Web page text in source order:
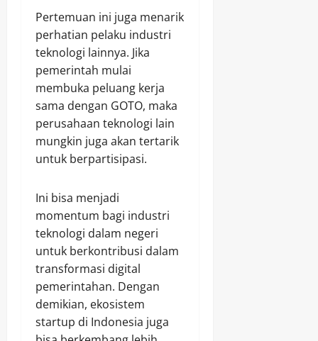
Pertemuan ini juga menarik
perhatian pelaku industri
teknologi lainnya. Jika
pemerintah mulai
membuka peluang kerja
sama dengan GOTO, maka
perusahaan teknologi lain
mungkin juga akan tertarik
untuk berpartisipasi.
Ini bisa menjadi
momentum bagi industri
teknologi dalam negeri
untuk berkontribusi dalam
transformasi digital
pemerintahan. Dengan
demikian, ekosistem
startup di Indonesia juga